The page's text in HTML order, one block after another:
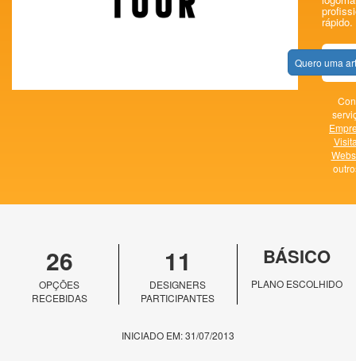
rápido.
Quero uma
26
OPÇÕES
RECEBIDAS
11
DESIGNERS
PARTICIPANTES
BÁSICO
PLANO ESCOLHIDO
INICIADO EM: 31/07/2013